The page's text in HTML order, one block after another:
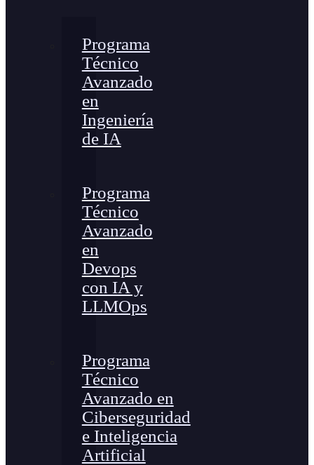
Programa
Técnico
Avanzado
en
Ingeniería
de IA
Programa
Técnico
Avanzado
en
Devops
con IA y
LLMOps
Programa
Técnico
Avanzado en
Ciberseguridad
e Inteligencia
Artificial